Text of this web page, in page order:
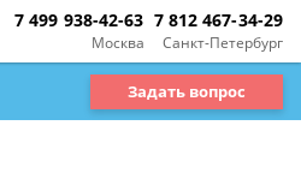
Москва
7 499 938-42-63
Санкт-Петербург
7 812 467-34-29
Задать вопрос